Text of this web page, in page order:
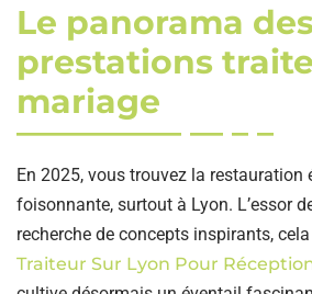
Le panorama des
prestations
mariage
En 2025, vous trouvez la restauration
foisonnante, surtout à Lyon. L’essor
recherche de concepts inspirants,
Traiteur Sur Lyon Pour